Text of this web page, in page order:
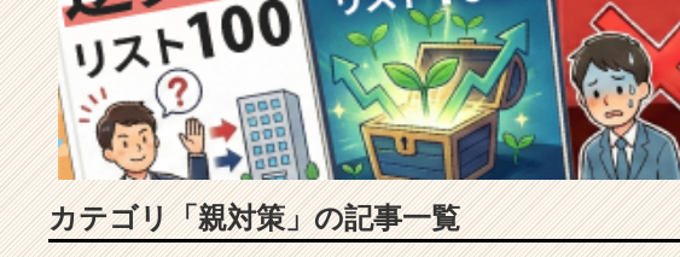
く
就
サ
イ
ト
チ
キ
ャ
カテゴリ「親対策」の記事一覧